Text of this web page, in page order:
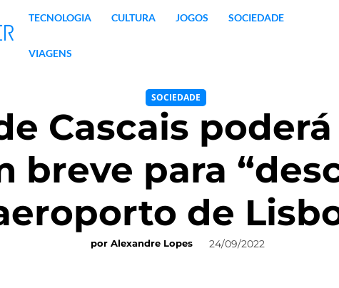
TECNOLOGIA CULTURA JOGOS SOCIEDADE
VIAGENS
SOCIEDADE
Cascais
breve para
de
por Alexandre Lopes 24/09/2022